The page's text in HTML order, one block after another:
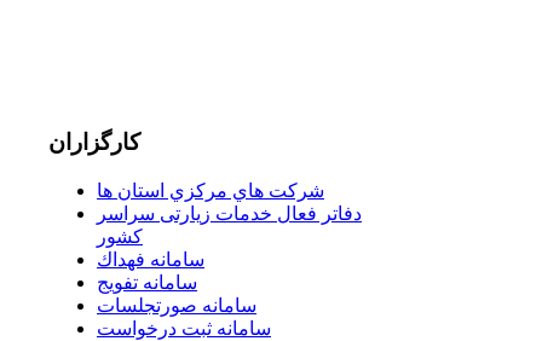
کارگزاران
شركت هاي مركزي استان ها
دفاتر فعال خدمات زیارتی سراسر
كشور
سامانه فهداك
سامانه تفويج
سامانه صورتجلسات
سامانه ثبت درخواست